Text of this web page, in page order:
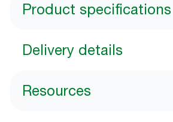
Product specifications
Delivery details
Resources